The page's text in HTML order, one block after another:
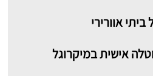
אוורירי
אישית במיקרוגל